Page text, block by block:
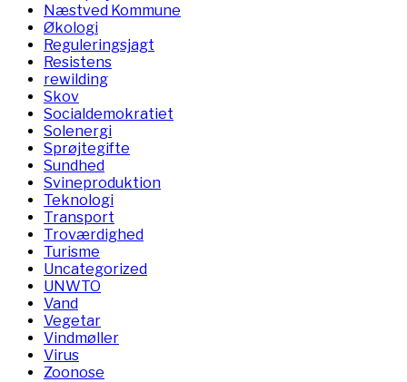
Næstved Kommune
Økologi
Reguleringsjagt
Resistens
rewilding
Skov
Socialdemokratiet
Solenergi
Sprøjtegifte
Sundhed
Svineproduktion
Teknologi
Transport
Troværdighed
Turisme
Uncategorized
UNWTO
Vand
Vegetar
Vindmøller
Virus
Zoonose